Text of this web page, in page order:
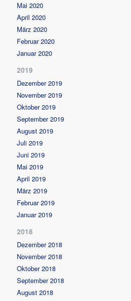
Mai 2020
April 2020
März 2020
Februar 2020
Januar 2020
2019
Dezember 2019
November 2019
Oktober 2019
September 2019
August 2019
Juli 2019
Juni 2019
Mai 2019
April 2019
März 2019
Februar 2019
Januar 2019
2018
Dezember 2018
November 2018
Oktober 2018
September 2018
August 2018